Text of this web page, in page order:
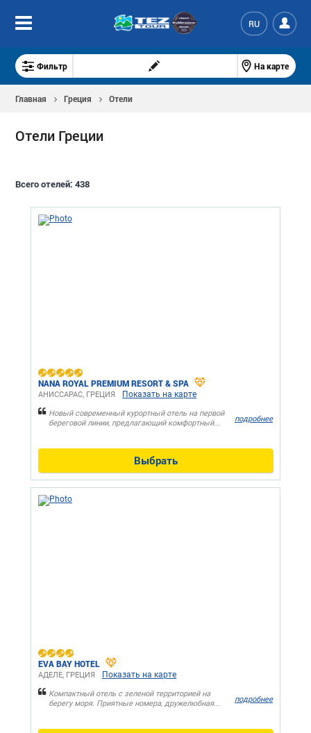
RU
Фильтр На карте
Главная Греция Отели
Отели Греции
Всего отелей:438
NANA ROYAL PREMIUM RESORT & SPA
АНИССАРАС, ГРЕЦИЯ Показать на карте
Новый современный курортный отель на первой
береговой линии, предлагающий комфортный...
подробнее
Выбрать
EVA BAY HOTEL
АДЕЛЕ, ГРЕЦИЯ Показать на карте
Компактный отель с зеленой территорией на
берегу моря. Приятные номера, дружелюбная...
подробнее